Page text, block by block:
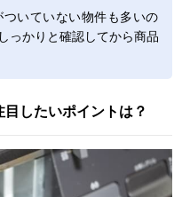
いていない物件も多いの
っかりと確認してから商品
したいポイントは？